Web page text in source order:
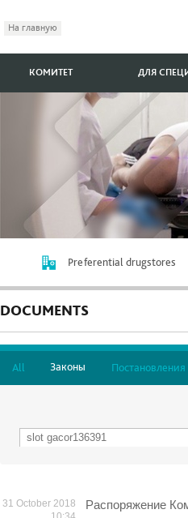
На главную
КОМИТЕТ ДЛЯ
Preferential drugstores
DOCUMENTS
All Законы Постановления
31 October 2018
Распоряжение